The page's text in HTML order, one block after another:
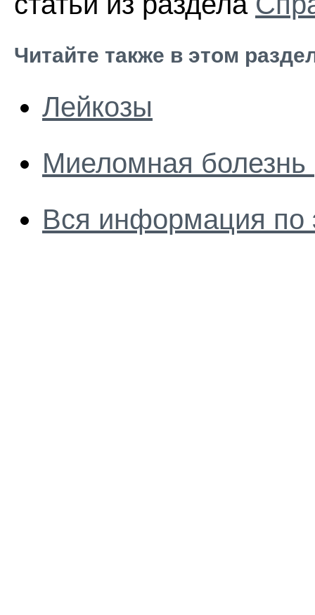
Читайте также в этом
Лейкозы
Миеломная болезнь
Вся информация по